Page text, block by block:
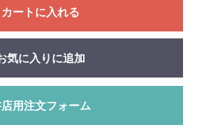
カートに入れる
気に入りに追加
用注文フォーム